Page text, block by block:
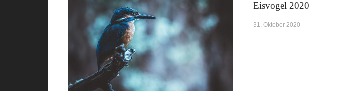
Eisvogel 2020
31. Oktober 2020